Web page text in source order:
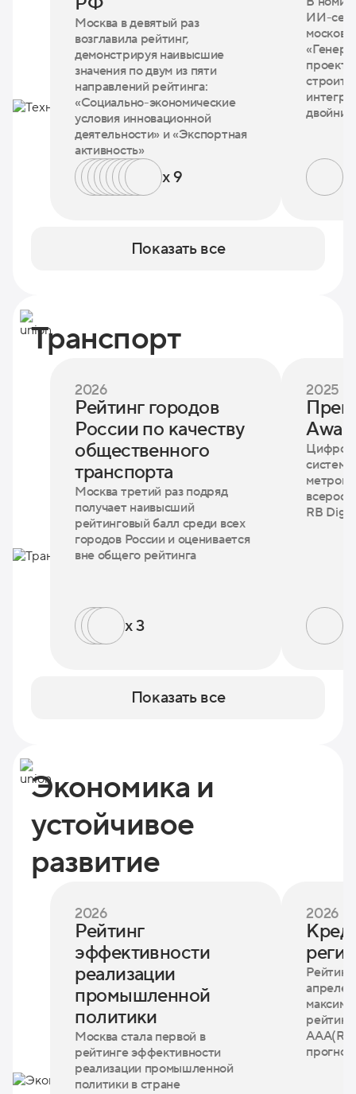
Москва в девятый раз
возглавила рейтинг,
демонстрируя наивысшие
значения по двум из пяти
направлений рейтинга:
«Социально-экономические
условия инновационной
деятельности» и «Экспортная
активность»
x 9
ИИ-
Показать все
Транспорт
2026
Рейтинг городов
России по качеству
общественного
транспорта
Москва третий раз подряд
получает наивысший
рейтинговый балл среди всех
городов России и оценивается
вне общего рейтинга
x 3
2025
RB
Показать все
Экономика и
устойчивое
развитие
2026
Рейтинг
эффективности
реализации
промышленной
политики
Москва стала первой в
рейтинге эффективности
реализации промышленной
политики в стране
2026
апреле